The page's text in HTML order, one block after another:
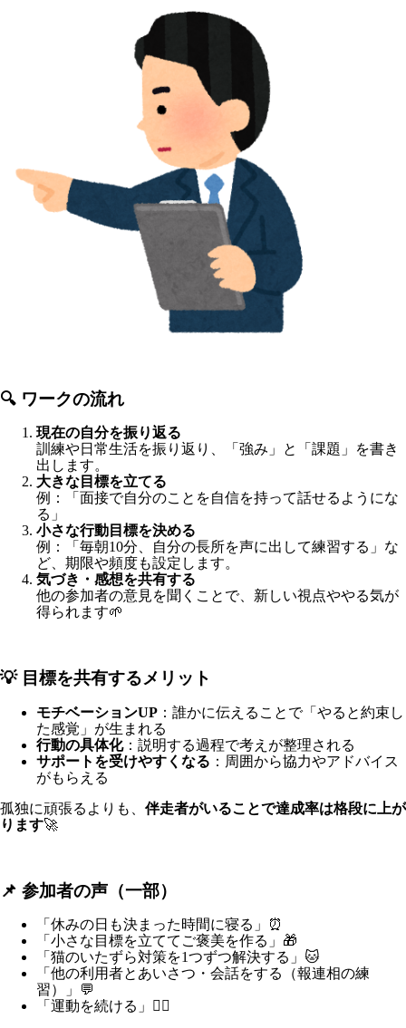
🔍 ワークの流れ
現在の自分を振り返る
訓練や日常生活を振り返り、「強み」と「課題」を書き
出します。
大きな目標を立てる
例：「面接で自分のことを自信を持って話せるようにな
る」
小さな行動目標を決める
例：「毎朝10分、自分の長所を声に出して練習する」な
ど、期限や頻度も設定します。
気づき・感想を共有する
他の参加者の意見を聞くことで、新しい視点ややる気が
得られます🌱
💡 目標を共有するメリット
モチベーションUP ：誰かに伝えることで「やると約束し
た感覚」が生まれる
行動の具体化：説明する過程で考えが整理される
サポートを受けやすくなる ：周囲から協力やアドバイス
がもらえる
孤独に頑張るよりも、 伴走者がいることで達成率は格段に上が
ります🚀
📌 参加者の声（一部）
「休みの日も決まった時間に寝る」⏰
「小さな目標を立ててご褒美を作る」🎁
「猫のいたずら対策を1つずつ解決する」🐱
「他の利用者とあいさつ・会話をする（報連相の練
習）」💬
「運動を続ける」🏃‍♀️